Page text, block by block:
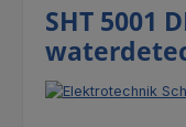
SHT 5001